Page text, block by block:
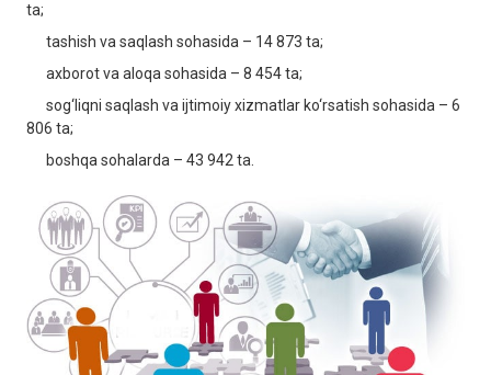
ta;
tashish va saqlash sohasida – 14 873 ta;
axborot va aloqa sohasida – 8 454 ta;
sog‘liqni saqlash va ijtimoiy xizmatlar ko‘rsatish sohasida – 6
806 ta;
boshqa sohalarda – 43 942 ta.